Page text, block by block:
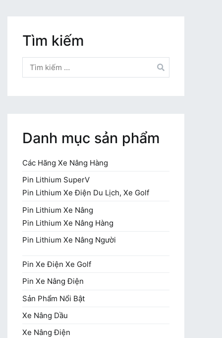
Tìm kiếm
kiếm
cho:
Danh mục sản phẩm
Các Hãng Xe Nâng Hàng
Pin Lithium SuperV
Pin Lithium Xe Điện Du Lịch, Xe Golf
Pin Lithium Xe Nâng
Pin Lithium Xe Nâng Hàng
Pin Lithium Xe Nâng Người
Pin Xe Điện Xe Golf
Pin Xe Nâng Điện
Sản Phẩm Nổi Bật
Xe Nâng Dầu
Xe Nâng Điện